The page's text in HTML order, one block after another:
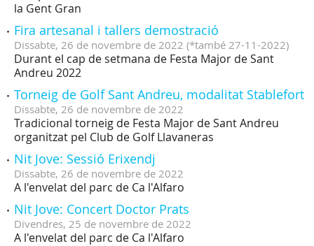
la Gent Gran
Fira artesanal i tallers demostració
Dissabte, 26 de novembre de 2022 (*també 27-11-2022)
Durant el cap de setmana de Festa Major de Sant
Andreu 2022
Torneig de Golf Sant Andreu, modalitat Stablefort
Dissabte, 26 de novembre de 2022
Tradicional torneig de Festa Major de Sant Andreu
organitzat pel Club de Golf Llavaneras
Nit Jove: Sessió Erixendj
Dissabte, 26 de novembre de 2022
A l'envelat del parc de Ca l'Alfaro
Nit Jove: Concert Doctor Prats
Divendres, 25 de novembre de 2022
A l'envelat del parc de Ca l'Alfaro